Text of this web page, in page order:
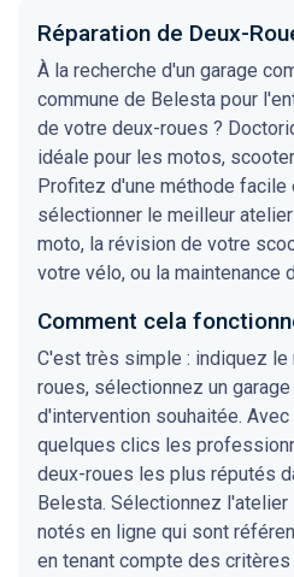
Réparation de Deux-
À la recherche d'un garage
commune de Belesta pour
de votre deux-roues ?
idéale pour les motos,
Profitez d'une méthode facile
sélectionner le meilleur
moto, la révision de votre
votre vélo, ou la maintenance
Comment cela
C'est très simple : indiquez
roues, sélectionnez un
d'intervention souhaitée.
quelques clics les
deux-roues les plus réputés
Belesta. Sélectionnez
notés en ligne qui sont
en tenant compte des